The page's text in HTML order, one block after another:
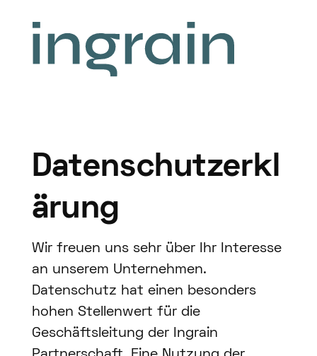
Datenschutzerkl
ärung
Wir freuen uns sehr über Ihr Interesse
an unserem Unternehmen.
Datenschutz hat einen besonders
hohen Stellenwert für die
Geschäftsleitung der Ingrain